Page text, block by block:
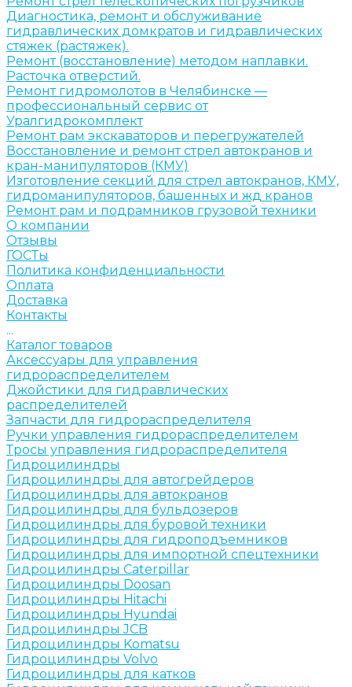
Диагностика, ремонт и обслуживание
гидравлических домкратов и гидравлических
стяжек (растяжек).
Ремонт (восстановление) методом наплавки.
Расточка отверстий.
Ремонт гидромолотов в Челябинске —
профессиональный сервис от
Уралгидрокомплект
Ремонт рам экскаваторов и перегружателей
Восстановление и ремонт стрел автокранов и
кран-манипуляторов (КМУ)
Изготовление секций для стрел автокранов, КМУ,
гидроманипуляторов, башенных и жд кранов
Ремонт рам и подрамников грузовой техники
О компании
Отзывы
ГОСТы
Политика конфиденциальности
Оплата
Доставка
Контакты
...
Каталог товаров
Аксессуары для управления
гидрораспределителем
Джойстики для гидравлических
распределителей
Запчасти для гидрораспределителя
Ручки управления гидрораспределителем
Тросы управления гидрораспределителя
Гидроцилиндры
Гидроцилиндры для автогрейдеров
Гидроцилиндры для автокранов
Гидроцилиндры для бульдозеров
Гидроцилиндры для буровой техники
Гидроцилиндры для гидроподъемников
Гидроцилиндры для импортной спецтехники
Гидроцилиндры Caterpillar
Гидроцилиндры Doosan
Гидроцилиндры Hitachi
Гидроцилиндры Hyundai
Гидроцилиндры JCB
Гидроцилиндры Komatsu
Гидроцилиндры Volvo
Гидроцилиндры для катков